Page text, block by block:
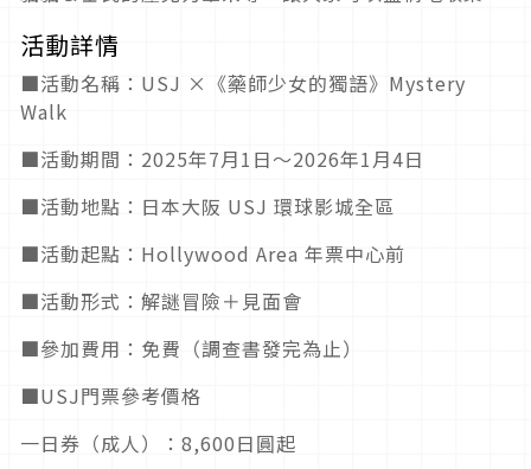
活動詳情
■活動名稱：USJ ×《藥師少女的獨語》Mystery
Walk
■活動期間：2025年7月1日～2026年1月4日
■活動地點：日本大阪 USJ 環球影城全區
■活動起點：Hollywood Area 年票中心前
■活動形式：解謎冒險＋見面會
■參加費用：免費（調查書發完為止）
■USJ門票參考價格
一日券（成人）：8,600日圓起